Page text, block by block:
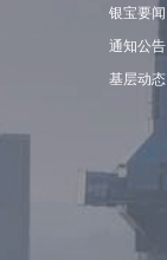
银宝要闻
通知公告
基层动态